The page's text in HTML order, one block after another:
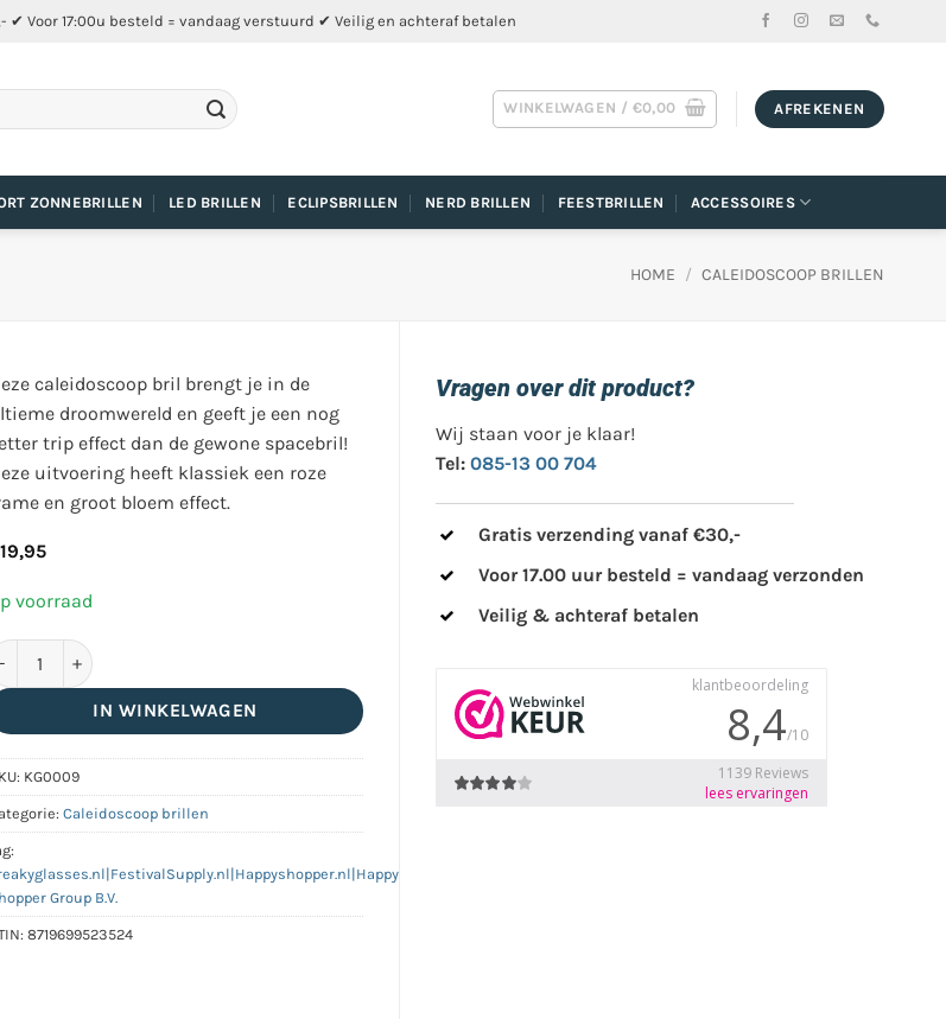
✔ Voor 17:00u besteld = vandaag verstuurd ✔ Veilig en achteraf betalen
WINKELWAGEN / €0,00 AFREKENEN
ZONNEBRILLEN LED BRILLEN ECLIPSBRILLEN NERD BRILLEN FEESTBRILLEN ACCESSOIRES
HOME / CALEIDOSCOOP BRILLEN
caleidoscoop bril brengt je in de
droomwereld en geeft je een nog
trip effect dan de gewone spacebril!
uitvoering heeft klassiek een roze
en groot bloem effect.
19,95
voorraad
caleidoscoop bril roze | big flower aantal
IN WINKELWAGEN
KG0009
Caleidoscoop brillen
Group B.V.
8719699523524
Vragen over dit product?
Wij staan voor je klaar!
Tel: 085-13 00 704
Gratis verzending vanaf €30,-
Voor 17.00 uur besteld = vandaag verzonden
Veilig & achteraf betalen